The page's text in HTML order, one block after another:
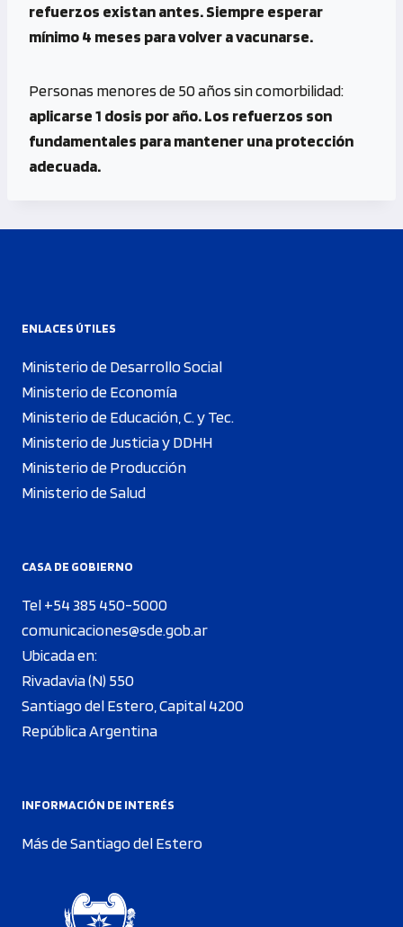
refuerzos existan antes. Siempre esperar
mínimo 4 meses para volver a vacunarse.
Personas menores de 50 años sin comorbilidad:
aplicarse 1 dosis por año. Los refuerzos son
fundamentales para mantener una protección
adecuada.
ENLACES ÚTILES
Ministerio de Desarrollo Social
Ministerio de Economía
Ministerio de Educación, C. y Tec.
Ministerio de Justicia y DDHH
Ministerio de Producción
Ministerio de Salud
CASA DE GOBIERNO
Tel +54 385 450-5000
comunicaciones@sde.gob.ar
Ubicada en:
Rivadavia (N) 550
Santiago del Estero, Capital 4200
República Argentina
INFORMACIÓN DE INTERÉS
Más de Santiago del Estero